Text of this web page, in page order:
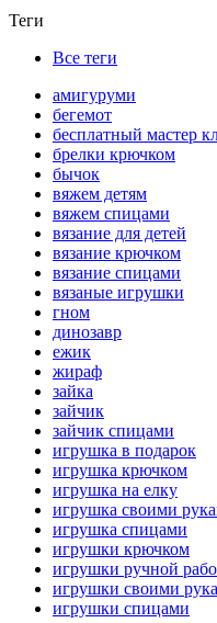
Теги
Все теги
амигуруми
бегемот
бесплатный мастер
брелки крючком
бычок
вяжем детям
вяжем спицами
вязание для детей
вязание крючком
вязание спицами
вязаные игрушки
гном
динозавр
ежик
жираф
зайка
зайчик
зайчик спицами
игрушка в подарок
игрушка крючком
игрушка на елку
игрушка своими
игрушка спицами
игрушки крючком
игрушки ручной
игрушки своими
игрушки спицами